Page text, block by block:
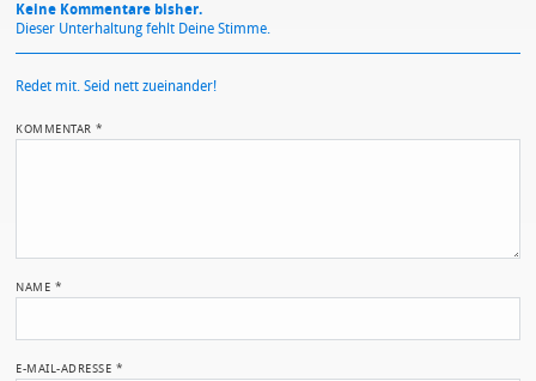
Keine Kommentare bisher.
Dieser Unterhaltung fehlt Deine Stimme.
Redet mit. Seid nett zueinander!
KOMMENTAR*
NAME *
E-MAIL-ADRESSE *